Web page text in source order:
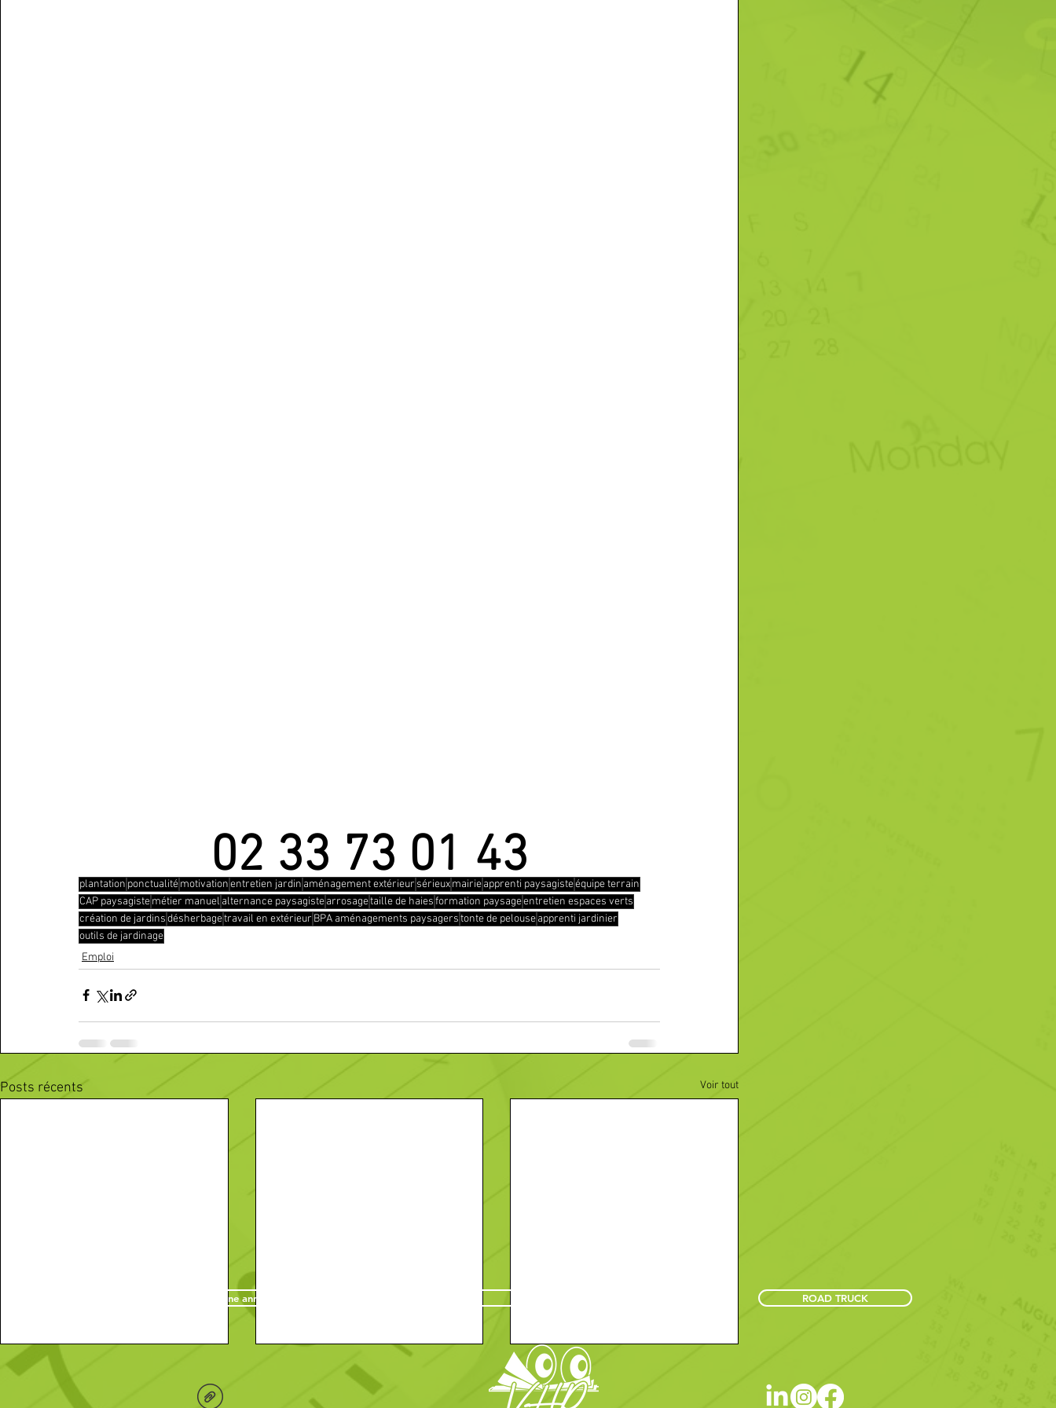
02 33 73 01 43
plantation ponctualitémotivationentretien jardin aménagement extérieur sérieuxmairieapprenti paysagisteéquipe terrain
CAP paysagistemétier manuel alternance paysagistearrosagetaille de haiesformation paysageentretien espaces verts
création de jardinsdésherbagetravail en extérieur BPA aménagements paysagerstonte de pelouseapprenti jardinier
outils de jardinage
Emploi
Posts récents Voir tout
Passez une annonce ROAD TRUCK